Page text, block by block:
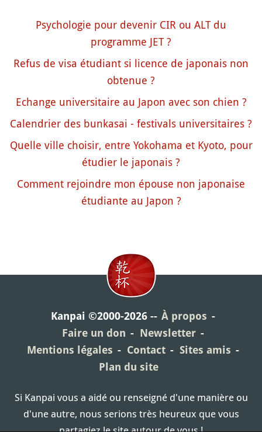
Psychologie pour devenir CIR ou ALT du
programme JET ?
Refus de visa étudiant si licence de japonais non
obtenue ?
Echange universitaire au Japon avec son chien ?
Calendrier des bunkasai - festivals universitaires ?
Quelle ville choisir, entre Yokohama et Kyoto, pour
étudier le japonais ?
Comment rejoindre mon épouse non japonaise
étudiante au Japon ?
Kanpai ©2000-2026
À propos
Faire un don
Newsletter
Mentions légales
Contact
Sites amis
Plan du site
Si Kanpai vous a aidé ou renseigné d'une manière ou
d'une autre, nous serions très heureux que vous